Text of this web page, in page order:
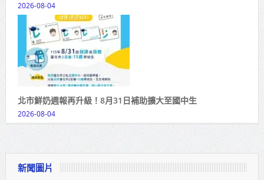
2026-08-04
北市鮮奶週報再升級！8月31日補助擴大至國中生
2026-08-04
新聞圖片